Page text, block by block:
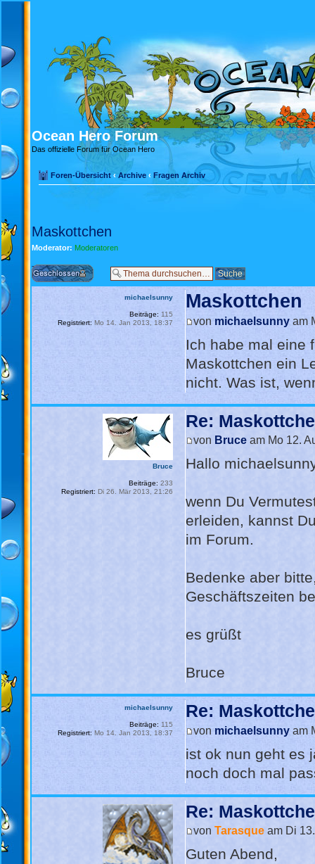
Ocean Hero Forum
Das offizielle Forum für Ocean Hero
Foren-Übersicht ‹ Archive ‹ Fragen Archiv
Maskottchen
Moderator: Moderatoren
Thema gesperrt
Maskottchen
von michaelsunnyam
Ich habe mal eine
Maskottchen ein
nicht. Was ist,
michaelsunny
Beiträge: 115
Registriert: Mo 14. Jan 2013, 18:37
Re:
von Bruceam Mo 12.
Hallo
wenn Du
erleiden, kannst
im Forum.
Bedenke aber
Geschäftszeiten
es grüßt
Bruce
Bruce
Beiträge: 233
Registriert: Di 26. Mär 2013, 21:26
Re:
von michaelsunnyam
ist ok nun geht es
noch doch mal
michaelsunny
Beiträge: 115
Registriert: Mo 14. Jan 2013, 18:37
Re:
von Tarasqueam Di
Guten Abend,